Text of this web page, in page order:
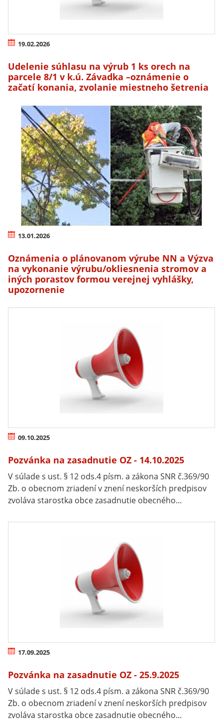
19.02.2026
Udelenie súhlasu na výrub 1 ks orech na
parcele 8/1 v k.ú. Závadka –oznámenie o
začatí konania, zvolanie miestneho šetrenia
13.01.2026
Oznámenia o plánovanom výrube NN a Výzva
na vykonanie výrubu/okliesnenia stromov a
iných porastov formou verejnej vyhlášky,
upozornenie
09.10.2025
Pozvánka na zasadnutie OZ - 14.10.2025
V súlade s ust. § 12 ods.4 písm. a zákona SNR č.369/90
Zb. o obecnom zriadení v znení neskorších predpisov
zvoláva starostka obce zasadnutie obecného...
17.09.2025
Pozvánka na zasadnutie OZ - 25.9.2025
V súlade s ust. § 12 ods.4 písm. a zákona SNR č.369/90
Zb. o obecnom zriadení v znení neskorších predpisov
zvoláva starostka obce zasadnutie obecného...